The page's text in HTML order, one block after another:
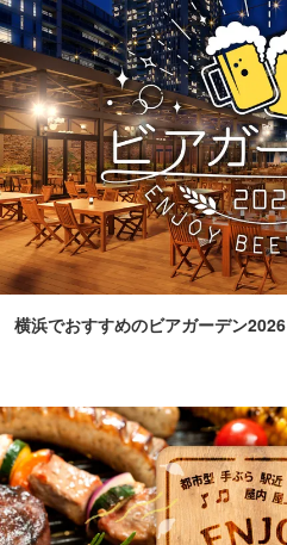
横浜でおすすめのビアガーデン2026